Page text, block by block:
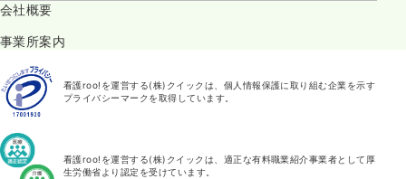
会社概要
事業所案内
看護roo!を運営する(株)クイックは、個人情報保護に取り組む企業を示す
プライバシーマークを取得しています。
看護roo!を運営する(株)クイックは、適正な有料職業紹介事業者として厚
生労働省より認定を受けています。